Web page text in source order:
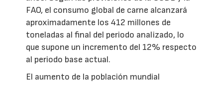
FAO, el consumo global de carne alcanzará
aproximadamente los 412 millones de
toneladas al final del periodo analizado, lo
que supone un incremento del 12% respecto
al periodo base actual.
El aumento de la población mundial